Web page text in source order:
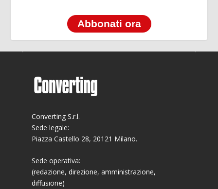
Abbonati ora
Converting S.r.l.
Sede legale:
Piazza Castello 28, 20121 Milano.
Sede operativa:
(redazione, direzione, amministrazione,
diffusione)